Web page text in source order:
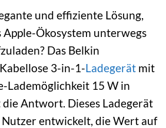
und effiziente Lösung,
Ökosystem unterwegs
Das Belkin
3-in-1-Ladegerät mit
Lademöglichkeit 15 W in
Antwort. Dieses Ladegerät
entwickelt, die Wert auf